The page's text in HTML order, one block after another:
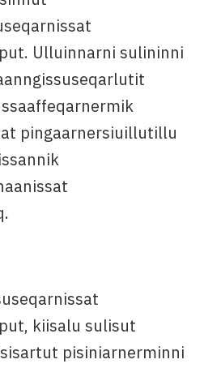
Ulluinnarni sulininni
pingaarnersiuillutillu
kiisalu sulisut
pisiniarnerminni